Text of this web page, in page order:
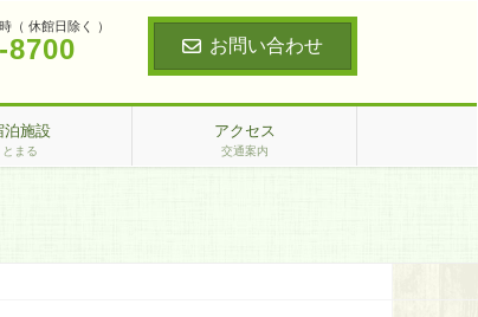
（ 休館日除く ）
お問い合わせ
泊施設
とまる
アクセス
交通案内